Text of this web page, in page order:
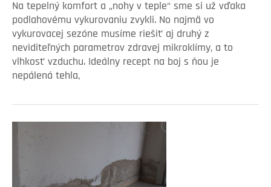
Na tepelný komfort a „nohy v teple“ sme si už vďaka
podlahovému vykurovaniu zvykli. No najmä vo
vykurovacej sezóne musíme riešiť aj druhý z
neviditeľných parametrov zdravej mikroklímy, a to
vlhkosť vzduchu. Ideálny recept na boj s ňou je
nepálená tehla,